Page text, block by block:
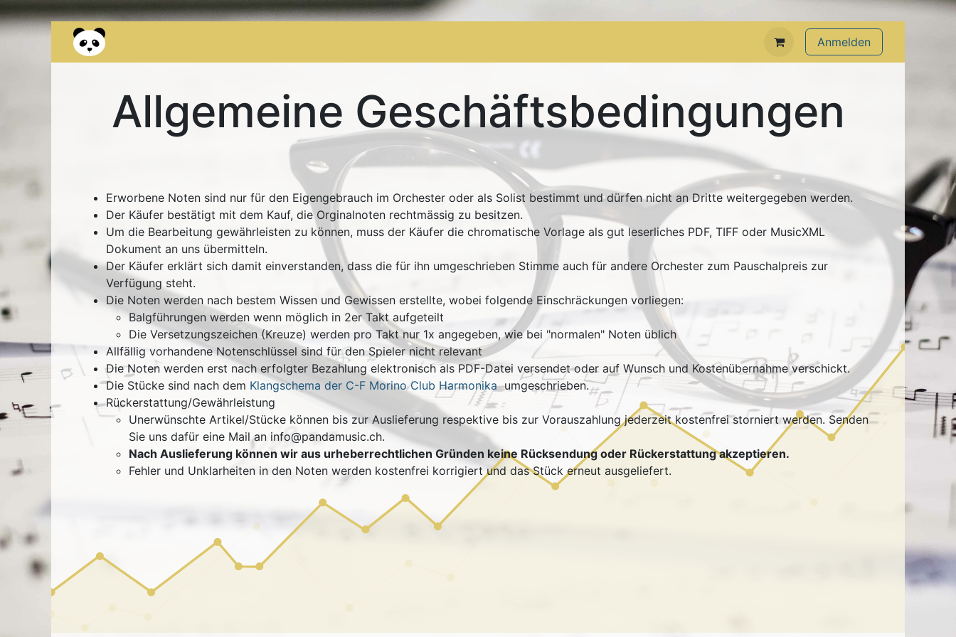
Anmelden
Allgemeine Geschäftsbedingungen
Erworbene Noten sind nur für den Eigengebrauch im Orchester oder als Solist bestimmt und dürfen nicht an Dritte weitergegeben werden.
Der Käufer bestätigt mit dem Kauf, die Orginalnoten rechtmässig zu besitzen.
Um die Bearbeitung gewährleisten zu können, muss der Käufer die chromatische Vorlage als gut leserliches PDF, TIFF oder MusicXML
Dokument an uns übermitteln.
Der Käufer erklärt sich damit einverstanden, dass die für ihn umgeschrieben Stimme auch für andere Orchester zum Pauschalpreis zur
Verfügung steht.
Die Noten werden nach bestem Wissen und Gewissen erstellte, wobei folgende Einschräckungen vorliegen:
Balgführungen werden wenn möglich in 2er Takt aufgeteilt
Die Versetzungszeichen (Kreuze) werden pro Takt nur 1x angegeben, wie bei "normalen" Noten üblich
Allfällig vorhandene Notenschlüssel sind für den Spieler nicht relevant
Die Noten werden erst nach erfolgter Bezahlung elektronisch als PDF-Datei versendet oder auf Wunsch und Kostenübernahme verschickt.
Die Stücke sind nach dem Klangschema der C-F Morino Club Harmonika umgeschrieben.
Rückerstattung/Gewährleistung
Unerwünschte Artikel/Stücke können bis zur Auslieferung respektive bis zur Vorauszahlung jederzeit kostenfrei storniert werden. Senden
Sie uns dafür eine Mail an info@pandamusic.ch.
Nach Auslieferung können wir aus urheberrechtlichen Gründen keine Rücksendung oder Rückerstattung akzeptieren.
Fehler und Unklarheiten in den Noten werden kostenfrei korrigiert und das Stück erneut ausgeliefert.